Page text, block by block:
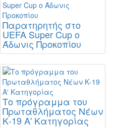
Παρατηρητής στο
UEFA Super Cup ο
Άδωνις Προκοπίου
Το πρόγραμμα του
Πρωταθλήματος Νέων
Κ-19 Α' Κατηγορίας